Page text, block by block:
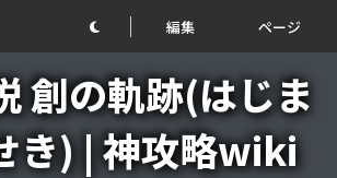
編集 ページ
創の軌跡(はじま
き) | 神攻略wiki